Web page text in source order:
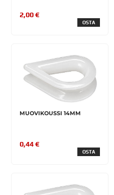
2,00 €
OSTA
MUOVIKOUSSI 14MM
0,44 €
OSTA